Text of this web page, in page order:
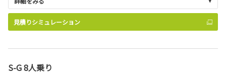
見積りシミュレーション
S-G 8人乗り